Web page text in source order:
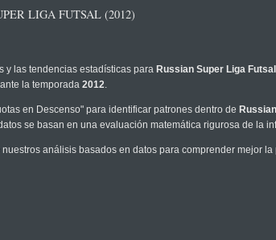
LIGA FUTSAL (2012)
y las tendencias estadísticas para Russian Super Liga Futsal
la temporada 2012.
en Descenso" para identificar patrones dentro de
se basan en una evaluación matemática rigurosa de la
análisis basados en datos para comprender mejor